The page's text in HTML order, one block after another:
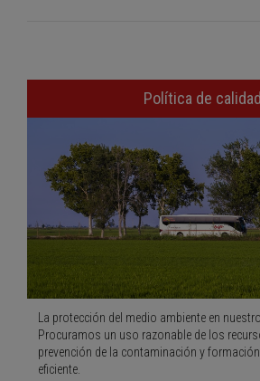
Política de calidad
La protección del medio ambiente en
Procuramos un uso razonable de los
prevención de la contaminación y
eficiente.